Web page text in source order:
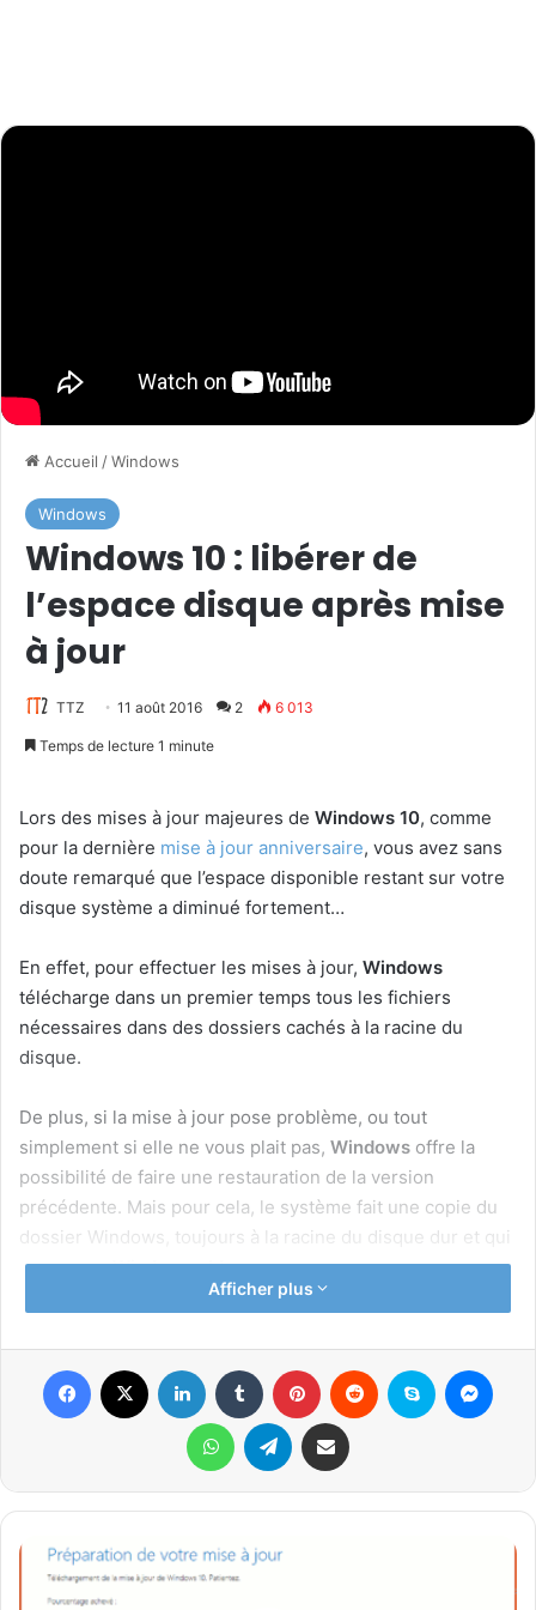
Accueil /Windows
Windows
Windows 10 : libérer de
l’espace disque après mise
à jour
TTZ 11 août 2016 2 6 013
Temps de lecture 1 minute
Lors des mises à jour majeures de Windows 10, comme
pour la dernière mise à jour anniversaire, vous avez sans
doute remarqué que l’espace disponible restant sur votre
disque système a diminué fortement…
En effet, pour effectuer les mises à jour, Windows
télécharge dans un premier temps tous les fichiers
nécessaires dans des dossiers cachés à la racine du
disque.
De plus, si la mise à jour pose problème, ou tout
simplement si elle ne vous plait pas, Windows offre la
possibilité de faire une restauration de la version
précédente. Mais pour cela, le système fait une copie du
dossier Windows, toujours à la racine du disque dur et qui
se nommeWindows.old
Restauration de la version
précédente
Après chaque mise à jour majeure deWindows 10, il
système d’exploitation bien-sûr, mais aussi les logiciels et
applications utilisés ainsi que les pilotes pour les
Afficher plus
Facebook Linkedin Tumblr Pinterest Reddit Skype
WhatsAppTelegramPartager par email
Windows